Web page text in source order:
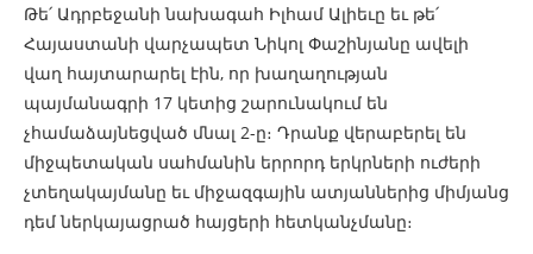
Թե՛ Ադրբեջանի նախագահ Իլհամ Ալիեւը եւ թե՛
Հայաստանի վարչապետ Նիկոլ Փաշինյանը ավելի
վաղ հայտարարել էին, որ խաղաղության
պայմանագրի 17 կետից շարունակում են
չհամաձայնեցված մնալ 2-ը։ Դրանք վերաբերել են
միջպետական սահմանին երրորդ երկրների ուժերի
չտեղակայմանը եւ միջազգային ատյաններից միմյանց
դեմ ներկայացրած հայցերի հետկանչմանը։